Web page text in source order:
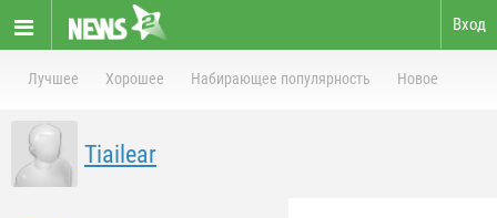
Вход
Лучшее Хорошее Набирающее популярность Новое
Tiailear